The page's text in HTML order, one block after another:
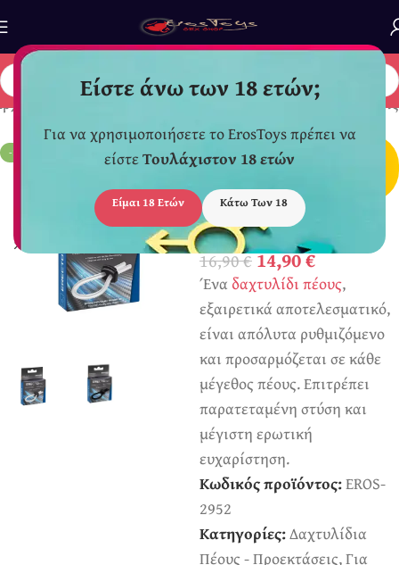
Είστε άνω των 18 ετών;
Για να χρησιμοποιήσετε το ErosToys πρέπει να
είστεΤουλάχιστον 18 ετών
Είμαι 18 Ετών Κάτω Των 18
σελίδα/Για Άντρες/Δαχτυλίδια Πέους - Προεκτάσεις
-12% *Διακριτική
Δαχτυλίδι Πέους
ERECTOmed
16,90€14,90€
Ένα δαχτυλίδι πέους,
εξαιρετικά αποτελεσματικό,
είναι απόλυτα ρυθμιζόμενο
και προσαρμόζεται σε κάθε
μέγεθος πέους. Επιτρέπει
παρατεταμένη στύση και
μέγιστη ερωτική
ευχαρίστηση.
Κωδικός προϊόντος:EROS-
2952
Κατηγορίες:Δαχτυλίδια
Πέους - Προεκτάσεις,Για